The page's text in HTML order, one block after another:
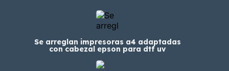
Se arreglan impresoras a4 adaptadas
con cabezal epson para dtf uv